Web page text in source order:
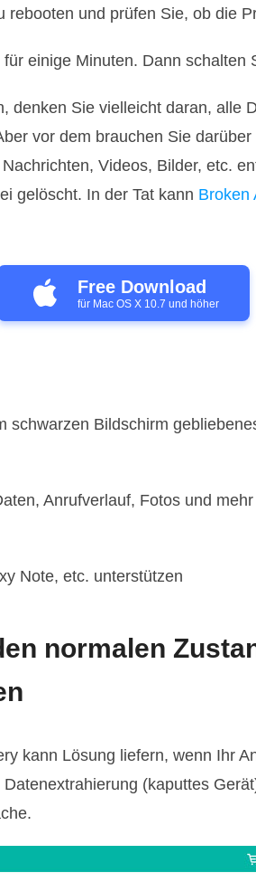
und prüfen Sie, ob die
einige Minuten. Dann schalten
denken Sie vielleicht daran, alle
vor dem brauchen Sie
Videos, Bilder, etc.
gelöscht. In der Tat kann Broken
Free Download
für Mac OS X 10.7 und höher
Bildschirm
Anrufverlauf, Fotos und
Note, etc. unterstützen
normalen
kann Lösung liefern, wenn Ihr
(kaputtes